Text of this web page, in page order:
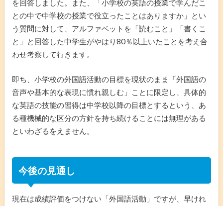
を回答しました。また、「小学校の英語の授業で学んだこ
との中で中学校の授業で役立ったことはありますか」とい
う質問に対して、アルファベットを「読むこと」「書くこ
と」と回答した中学生がやはり80％以上いたことを考え合
わせ考察して行きます。
即ち、小学校の外国語活動の目標を現状のまま「外国語の
音声や基本的な表現に慣れ親しむ」ことに限定し、具体的
な英語の技能の習得は中学校以降の目標とするという、あ
る種機械的な区分の方針を持ち続けることには無理がある
といわざるをえません。
今後の見通し
現在は成績評価をつけない「外国語活動」ですが、早けれ